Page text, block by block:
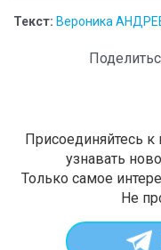
Текст: Вероника
Присоединяйтесь
узнавать
Только самое
Не